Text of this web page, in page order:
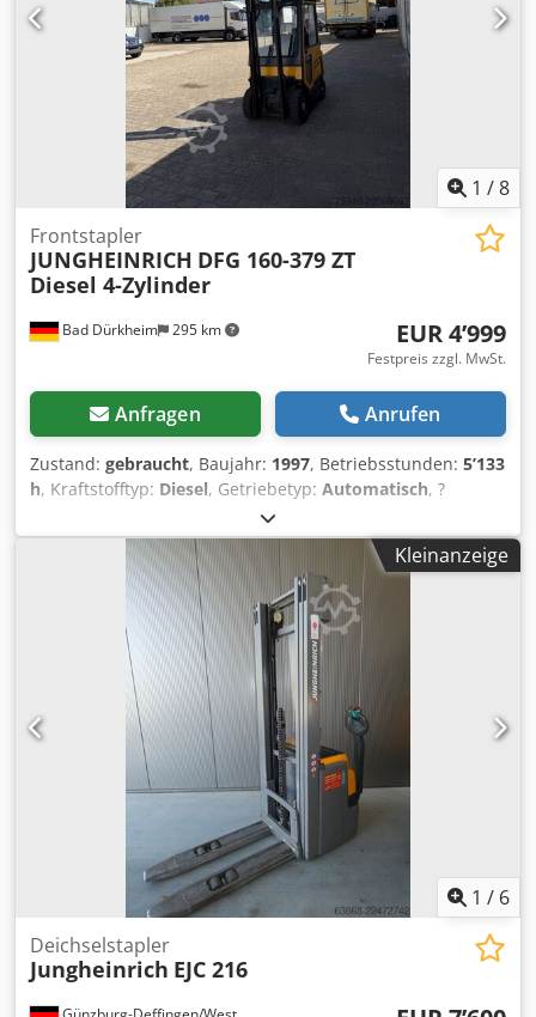
1 /8
Bad Dürkheim 295 km
Frontstapler
JUNGHEINRICH DFG 160-379 ZT
Diesel 4-Zylinder
EUR 4’999
Festpreis zzgl. MwSt.
Anfragen Anrufen
Zustand: gebraucht, Baujahr: 1997, Betriebsstunden: 5’133
h, Kraftstofftyp: Diesel, Getriebetyp: Automatisch, ?
Jungheinrich 4- Zylinder Motor Diesel ? Seitenschieber
Dwodpezr Tqqsfx Afxoa ? Tragfähigkeit 1600kg ?
Betriebsstunden 5133 ? Läuft einwandfrei
Kleinanzeige
1 / 6
Deichselstapler
Jungheinrich EJC 216